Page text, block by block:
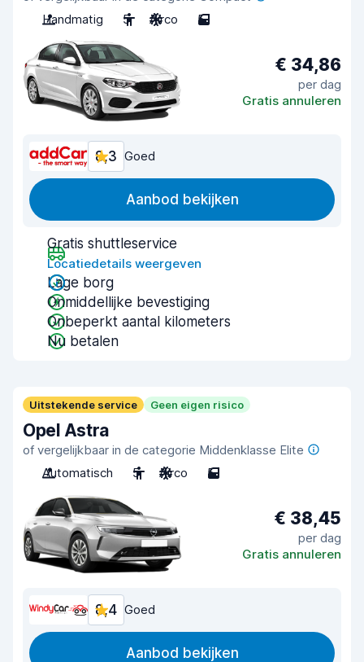
Handmatig
5 Airco 5
€ 34,86
per dag
Gratis annuleren
8,3 Goed
Aanbod bekijken
Gratis shuttleservice
Locatiedetails weergeven
Lage borg
Onmiddellijke bevestiging
Onbeperkt aantal kilometers
Nu betalen
Uitstekende service Geen eigen risico
Opel Astra
of vergelijkbaar in de categorie Middenklasse Elite
Automatisch
5 Airco 5
€ 38,45
per dag
Gratis annuleren
8,4 Goed
Aanbod bekijken